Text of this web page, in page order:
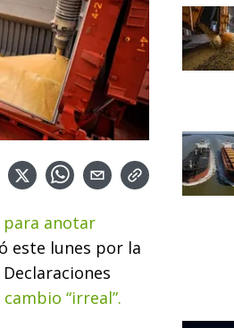
para anotar
este lunes por la
“irreal”.